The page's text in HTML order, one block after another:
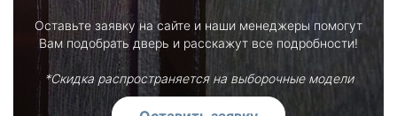
Оставьте заявку на сайте и наши менеджеры помогут
Вам подобрать дверь и расскажут все подробности!
*Скидка распространяется на выборочные модели